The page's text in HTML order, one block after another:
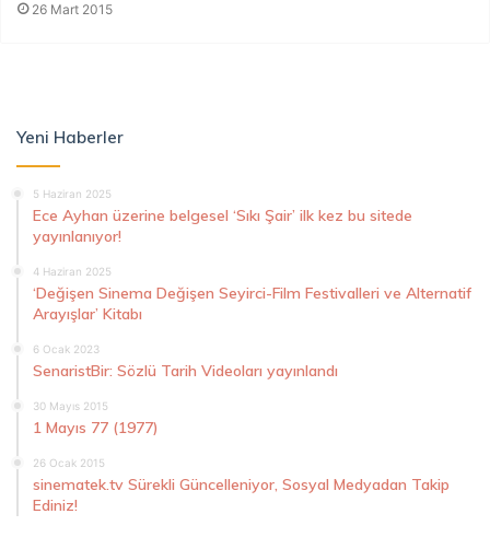
26 Mart 2015
Yeni Haberler
5 Haziran 2025
Ece Ayhan üzerine belgesel ‘Sıkı Şair’ ilk kez bu sitede
yayınlanıyor!
4 Haziran 2025
‘Değişen Sinema Değişen Seyirci-Film Festivalleri ve Alternatif
Arayışlar’ Kitabı
6 Ocak 2023
SenaristBir: Sözlü Tarih Videoları yayınlandı
30 Mayıs 2015
1 Mayıs 77 (1977)
26 Ocak 2015
sinematek.tv Sürekli Güncelleniyor, Sosyal Medyadan Takip
Ediniz!